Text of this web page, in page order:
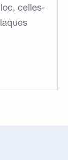
celles-